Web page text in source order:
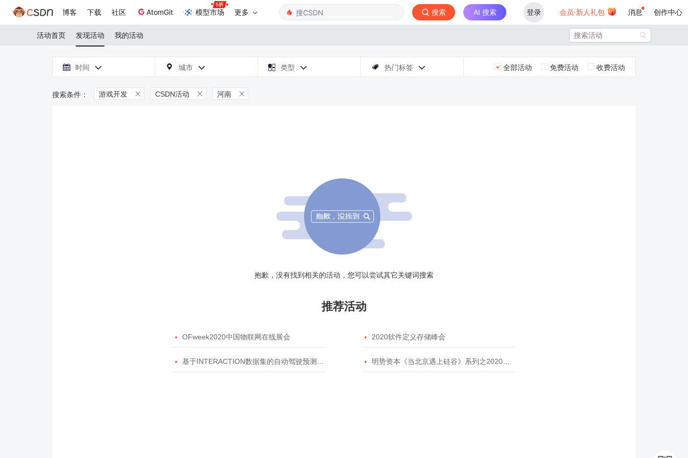
博客 下载 社区 AtomGit 模型市场 更多 搜索 AI 搜索 登录 会员·新人礼包 消息 创作中心
活动首页 发现活动 我的活动 
 时间   城市   类型   热门标签  全部活动 免费活动 收费活动
游戏开发  CSDN活动  河南 
抱歉，没有找到相关的活动，您可以尝试其它关键词搜索
推荐活动
 OFweek2020中国物联网在线展会  2020软件定义存储峰会
 基于INTERACTION数据集的自动驾驶预测模型挑战赛  明势资本《当北京遇上硅谷》系列之2020年度开源峰会